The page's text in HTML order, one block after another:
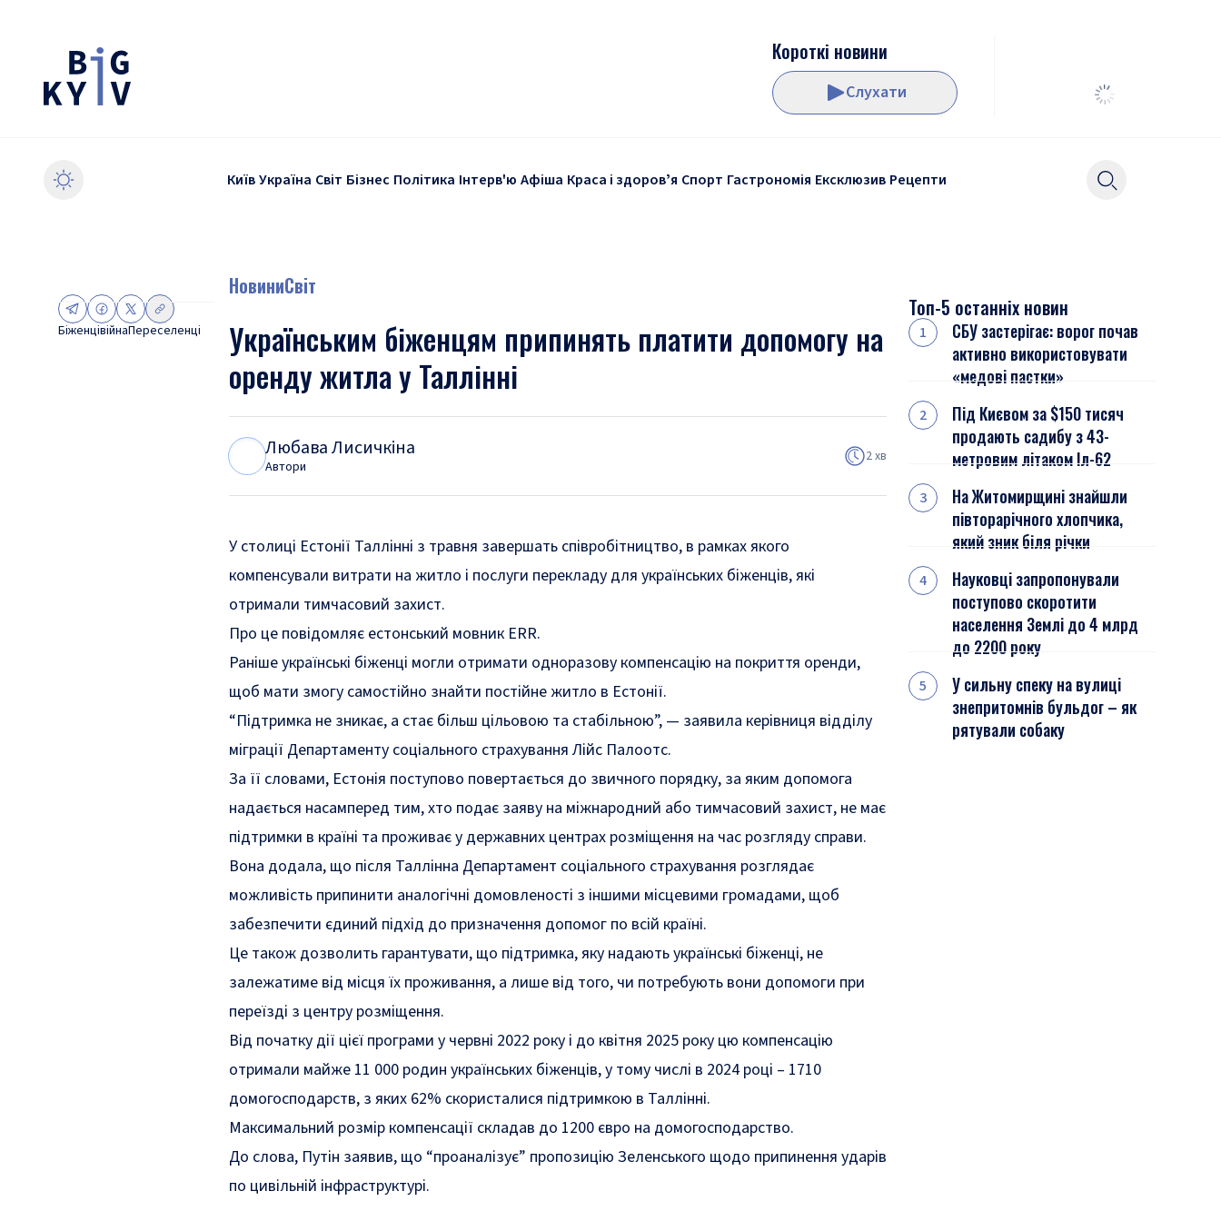
Короткі новини
Слухати
КиївУкраїна Світ Бізнес Політика Інтерв'ю Афіша Краса і здоровʼя Спорт Гастрономія Ексклюзив Рецепти
БіженцівійнаПереселенці
НовиниСвіт
Українським біженцям припинять платити допомогу на
оренду житла у Таллінні
Любава Лисичкіна
Автори
2 хв
У столиці Естонії Таллінні з травня завершать співробітництво, в рамках якого
компенсували витрати на житло і послуги перекладу для українських біженців, які
отримали тимчасовий захист.
Про це повідомляє естонський мовник ERR.
Раніше українські біженці могли отримати одноразову компенсацію на покриття оренди,
щоб мати змогу самостійно знайти постійне житло в Естонії.
“Підтримка не зникає, а стає більш цільовою та стабільною”, — заявила керівниця відділу
міграції Департаменту соціального страхування Лійс Палоотс.
За її словами, Естонія поступово повертається до звичного порядку, за яким допомога
надається насамперед тим, хто подає заяву на міжнародний або тимчасовий захист, не має
підтримки в країні та проживає у державних центрах розміщення на час розгляду справи.
Вона додала, що після Таллінна Департамент соціального страхування розглядає
можливість припинити аналогічні домовленості з іншими місцевими громадами, щоб
забезпечити єдиний підхід до призначення допомог по всій країні.
Це також дозволить гарантувати, що підтримка, яку надають українські біженці, не
залежатиме від місця їх проживання, а лише від того, чи потребують вони допомоги при
переїзді з центру розміщення.
Від початку дії цієї програми у червні 2022 року і до квітня 2025 року цю компенсацію
отримали майже 11 000 родин українських біженців, у тому числі в 2024 році – 1710
домогосподарств, з яких 62% скористалися підтримкою в Таллінні.
Максимальний розмір компенсації складав до 1200 євро на домогосподарство.
До слова, Путін заявив, що “проаналізує” пропозицію Зеленського щодо припинення ударів
по цивільній інфраструктурі.
Топ-5 останніх новин
СБУ застерігає: ворог почав
активно використовувати
«медові пастки»
Під Києвом за $150 тисяч
продають садибу з 43-
метровим літаком Іл-62
На Житомирщині знайшли
півторарічного хлопчика,
який зник біля річки
Науковці запропонували
поступово скоротити
населення Землі до 4 млрд
до 2200 року
У сильну спеку на вулиці
знепритомнів бульдог – як
рятували собаку